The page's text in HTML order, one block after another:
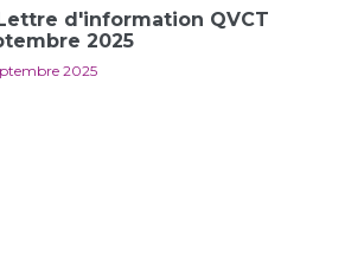
d'information QVCT
2025
2025